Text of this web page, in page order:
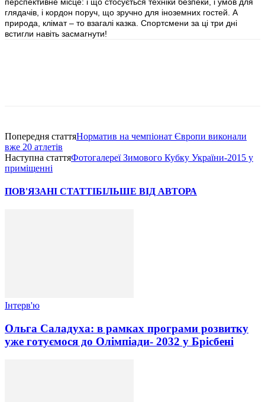
глядачів, і кордон поруч, що зручно для іноземних гостей. А
природа, клімат – то взагалі казка. Спортсмени за ці три дні
встигли навіть засмагнути!
Попередня статтяНорматив на чемпіонат Європи виконали
вже 20 атлетів
Наступна статтяФотогалереї Зимового Кубку України-2015 у
приміщенні
ПОВ'ЯЗАНІ СТАТТІБІЛЬШЕ ВІД АВТОРА
Інтерв'ю
Ольга Саладуха: в рамках програми розвитку
уже готуємося до Олімпіади- 2032 у Брісбені